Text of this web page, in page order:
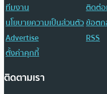
ทีมงาน
ติดต่อ
นโยบายความเป็นส่วนตัวข้อตก
Advertise
RSS
ตั้งค่าคุกกี้
ติดตามเรา